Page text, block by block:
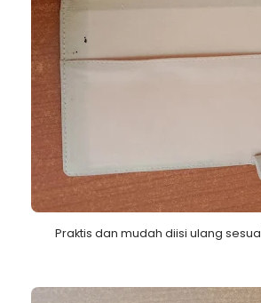
Praktis dan mudah diisi ulang